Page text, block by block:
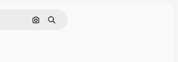
Cerca per immagine
Ricerca